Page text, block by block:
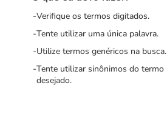
Verifique os termos digitados.
Tente utilizar uma única palavra.
Utilize termos genéricos na busca.
Tente utilizar sinônimos do termo
desejado.